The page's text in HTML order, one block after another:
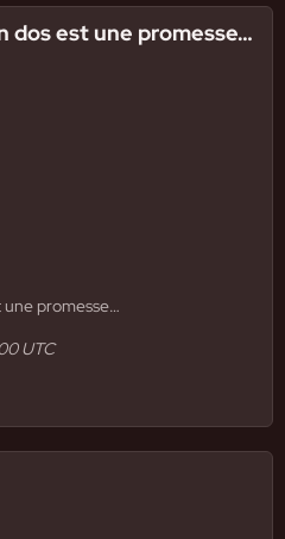
dos est une promesse…
une promesse…
UTC